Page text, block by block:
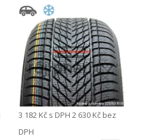
3 182 Kč s DPH 2 630 Kč bez
DPH